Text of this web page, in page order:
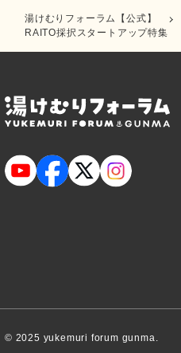
湯けむりフォーラム【公式】
RAITO採択スタートアップ特集
© 2025 yukemuri forum gunma.